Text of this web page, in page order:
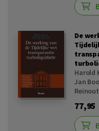
De
Harold
Jan
77,95